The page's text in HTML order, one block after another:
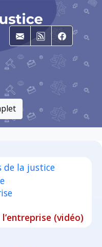
E-mailRSS
de la justice
(vidéo)